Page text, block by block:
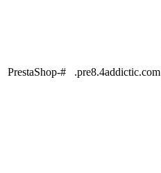
PrestaShop-# .pre8.4addictic.com